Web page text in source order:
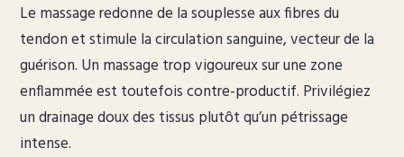
Le massage redonne de la souplesse aux fibres du
tendon et stimule la circulation sanguine, vecteur de la
guérison. Un massage trop vigoureux sur une zone
enflammée est toutefois contre-productif. Privilégiez
un drainage doux des tissus plutôt qu’un pétrissage
intense.